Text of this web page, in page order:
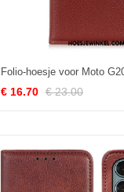
€ 16.70 € 23.00